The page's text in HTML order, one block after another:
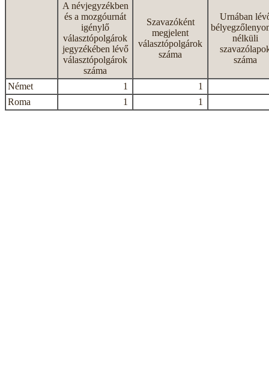
A névjegyzékben
és a mozgóurnát
igénylő
választópolgárok
jegyzékében lévő
választópolgárok
száma
Szavazóként
megjelent
választópolgárok
száma
Urnában
nélküli
száma
Német 1
1
Roma
1 1